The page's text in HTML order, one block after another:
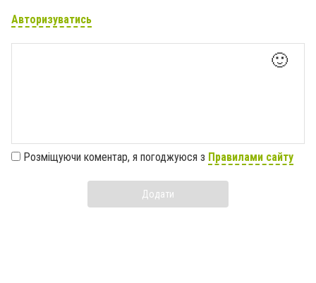
Авторизуватись
🙂
Розміщуючи коментар, я погоджуюся з Правилами сайту
Додати